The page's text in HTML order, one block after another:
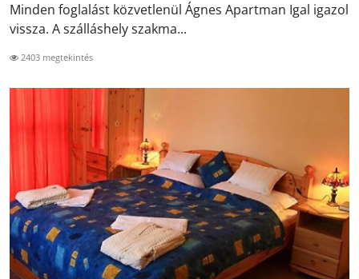
Minden foglalást közvetlenül Ágnes Apartman Igal igazol
vissza. A szálláshely szakma...
2403 megtekintés